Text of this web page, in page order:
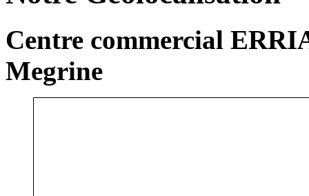
Centre commercial
Megrine